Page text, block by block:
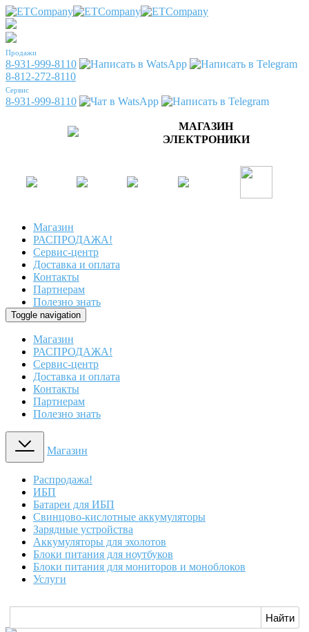
Продажи
8-931-999-8110
8-812-272-8110
Сервис
8-931-999-8110
МАГАЗИН
ЭЛЕКТРОНИКИ
Магазин
РАСПРОДАЖА!
Сервис-центр
Доставка и оплата
Контакты
Партнерам
Полезно знать
Toggle navigation
Магазин
РАСПРОДАЖА!
Сервис-центр
Доставка и оплата
Контакты
Партнерам
Полезно знать
Магазин
Распродажа!
ИБП
Батареи для ИБП
Свинцово-кислотные аккумуляторы
Зарядные устройства
Аккумуляторы для эхолотов
Блоки питания для ноутбуков
Блоки питания для мониторов и моноблоков
Услуги